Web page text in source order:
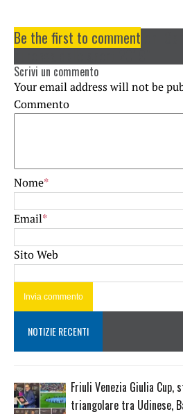
Be the first to comment
Scrivi un commento
Your email address will not be
Commento
Nome*
Email*
Sito Web
NOTIZIE RECENTI
Friuli Venezia Giulia Cup,
triangolare tra Udinese,